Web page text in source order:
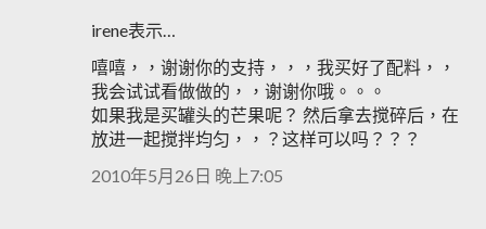
irene表示…
嘻嘻，，谢谢你的支持，，，我买好了配料，，
我会试试看做做的，，谢谢你哦。。。
如果我是买罐头的芒果呢？ 然后拿去搅碎后，在
放进一起搅拌均匀，，？这样可以吗？？？
2010年5月26日 晚上7:05